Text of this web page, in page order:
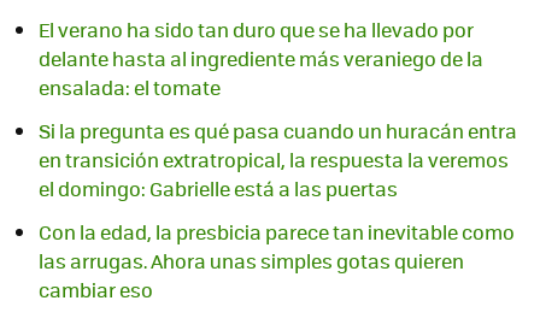
El verano ha sido tan duro que se ha llevado por
delante hasta al ingrediente más veraniego de la
ensalada: el tomate
Si la pregunta es qué pasa cuando un huracán entra
en transición extratropical, la respuesta la veremos
el domingo: Gabrielle está a las puertas
Con la edad, la presbicia parece tan inevitable como
las arrugas. Ahora unas simples gotas quieren
cambiar eso